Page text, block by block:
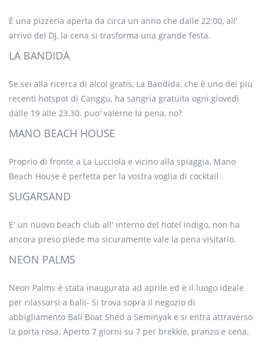
È una pizzeria aperta da circa un anno che dalle 22:00, all'
arrivo del DJ, la cena si trasforma una grande festa.
LA BANDIDA
Se sei alla ricerca di alcol gratis, La Bandida, che è uno dei più
recenti hotspot di Canggu, ha sangria gratuita ogni giovedì
dalle 19 alle 23.30. puo' valerne la pena, no?
MANO BEACH HOUSE
Proprio di fronte a La Lucciola e vicino alla spiaggia, Mano
Beach House è perfetta per la vostra voglia di cocktail .
SUGARSAND
E' un nuovo beach club all' interno del hotel indigo, non ha
ancora preso piede ma sicuramente vale la pena visitarlo.
NEON PALMS
Neon Palms è stata inaugurata ad aprile ed è il luogo ideale
per rilassarsi a balii- Si trova sopra il negozio di
abbigliamento Bali Boat Shed a Seminyak e si entra attraverso
la porta rosa. Aperto 7 giorni su 7 per brekkie, pranzo e cena.